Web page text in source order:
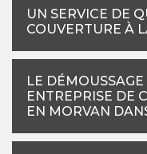
UN SERVICE DE
COUVERTURE À
LE
ENTREPRISE DE
EN MORVAN